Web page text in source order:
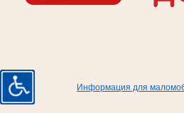
Информация для